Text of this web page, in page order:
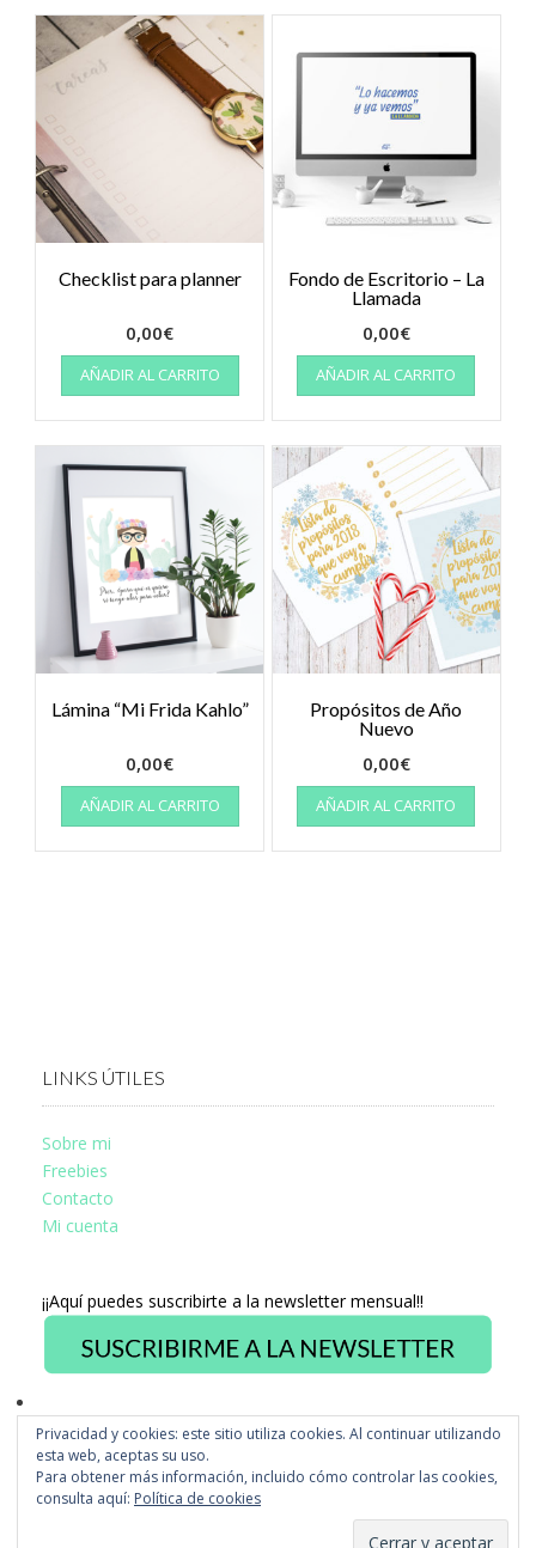
Checklist para planner
0,00€
AÑADIR AL CARRITO
Fondo de Escritorio – La
Llamada
0,00€
AÑADIR AL CARRITO
Lámina “Mi Frida Kahlo”
0,00€
AÑADIR AL CARRITO
Propósitos de Año
Nuevo
0,00€
AÑADIR AL CARRITO
LINKS ÚTILES
Sobre mi
Freebies
Contacto
Mi cuenta
¡¡Aquí puedes suscribirte a la newsletter mensual!!
Ver
perfil
de
fb.com/misstusdisseny
Ver
perfil
de
Privacidad y cookies: este sitio utiliza cookies. Al continuar utilizando
esta web, aceptas su uso.
Para obtener más información, incluido cómo controlar las cookies,
consulta aquí: Política de cookies